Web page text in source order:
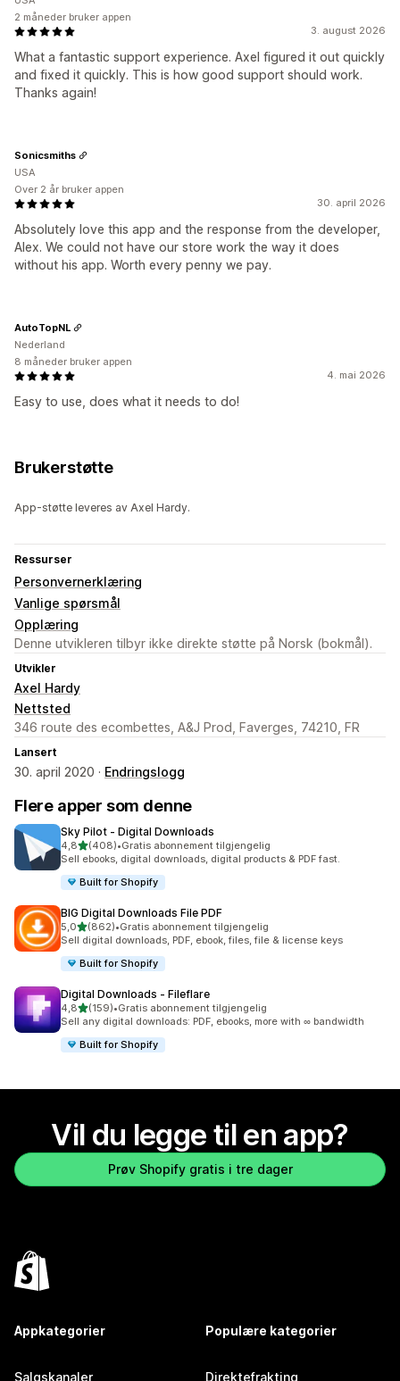
3. august 2026
What a fantastic support experience. Axel figured it out quickly
and fixed it quickly. This is how good support should work.
Thanks again!
2 måneder bruker appen
30. april 2026
Absolutely love this app and the response from the developer,
Alex. We could not have our store work the way it does
without his app. Worth every penny we pay.
Sonicsmiths
USA
Over 2 år bruker appen
4. mai 2026
Easy to use, does what it needs to do!
AutoTopNL
Nederland
8 måneder bruker appen
Brukerstøtte
App-støtte leveres av Axel Hardy.
Ressurser
Personvernerklæring
Vanlige spørsmål
Opplæring
Denne utvikleren tilbyr ikke direkte støtte på Norsk (bokmål).
Utvikler
Axel Hardy
Nettsted
346 route des ecombettes, A&J Prod, Faverges, 74210, FR
Lansert
30. april 2020 · Endringslogg
Flere apper som denne
Sky Pilot ‑ Digital Downloads
4,8av 5 stjerner
(408)
Totalt 408 omtaler
•Gratis abonnement tilgjengelig
Sell ebooks, digital downloads, digital products & PDF fast.
Built for Shopify
BIG Digital Downloads File PDF
5,0av 5 stjerner
(862)
Totalt 862 omtaler
•Gratis abonnement tilgjengelig
Sell digital downloads, PDF, ebook, files, file & license keys
Built for Shopify
Digital Downloads ‑ Fileflare
4,8av 5 stjerner
(159)
Totalt 159 omtaler
•Gratis abonnement tilgjengelig
Sell any digital downloads: PDF, ebooks, more with ∞ bandwidth
Built for Shopify
Vil du legge til en app?
Prøv Shopify gratis i tre dager
Appkategorier
Salgskanaler
Populære kategorier
Direktefrakting